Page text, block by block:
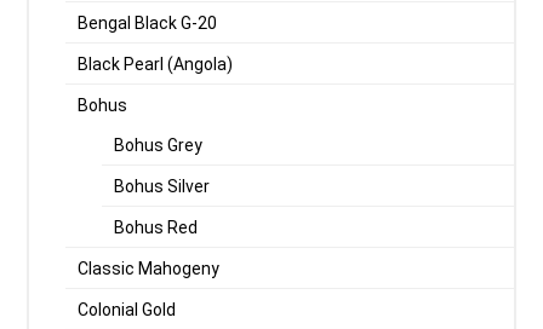
Bengal Black G-20
Black Pearl (Angola)
Bohus
Bohus Grey
Bohus Silver
Bohus Red
Classic Mahogeny
Colonial Gold